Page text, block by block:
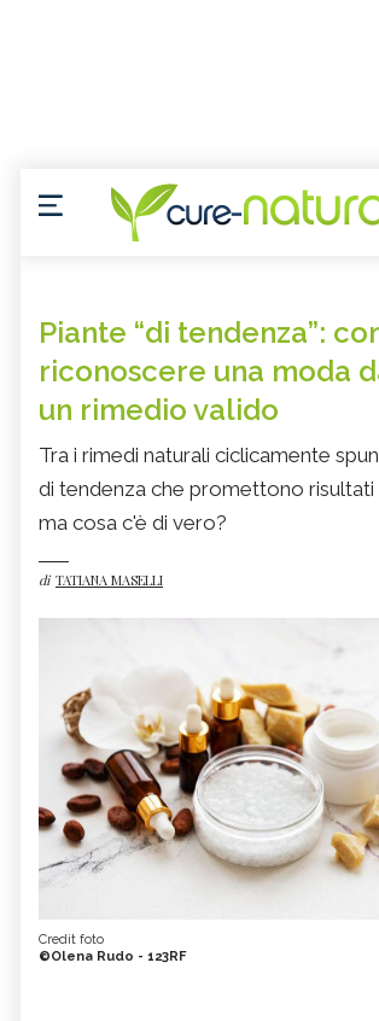
Piante “di tendenza”:
riconoscere una moda
un rimedio valido
Tra i rimedi naturali ciclicamente
di tendenza che promettono risultati
ma cosa c'è di vero?
di TATIANA MASELLI
Credit foto
©Olena Rudo - 123RF